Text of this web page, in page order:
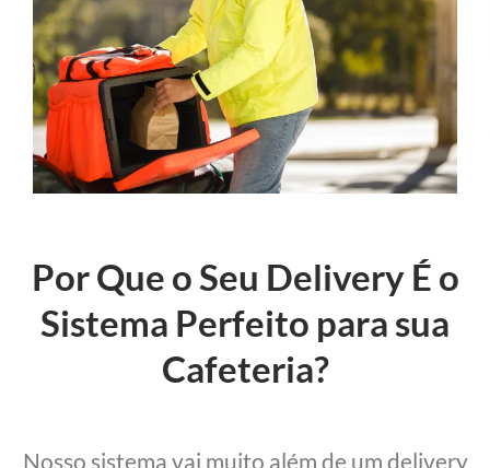
Por Que o Seu Delivery É o
Sistema Perfeito para sua
Cafeteria?
Nosso sistema vai muito além de um delivery